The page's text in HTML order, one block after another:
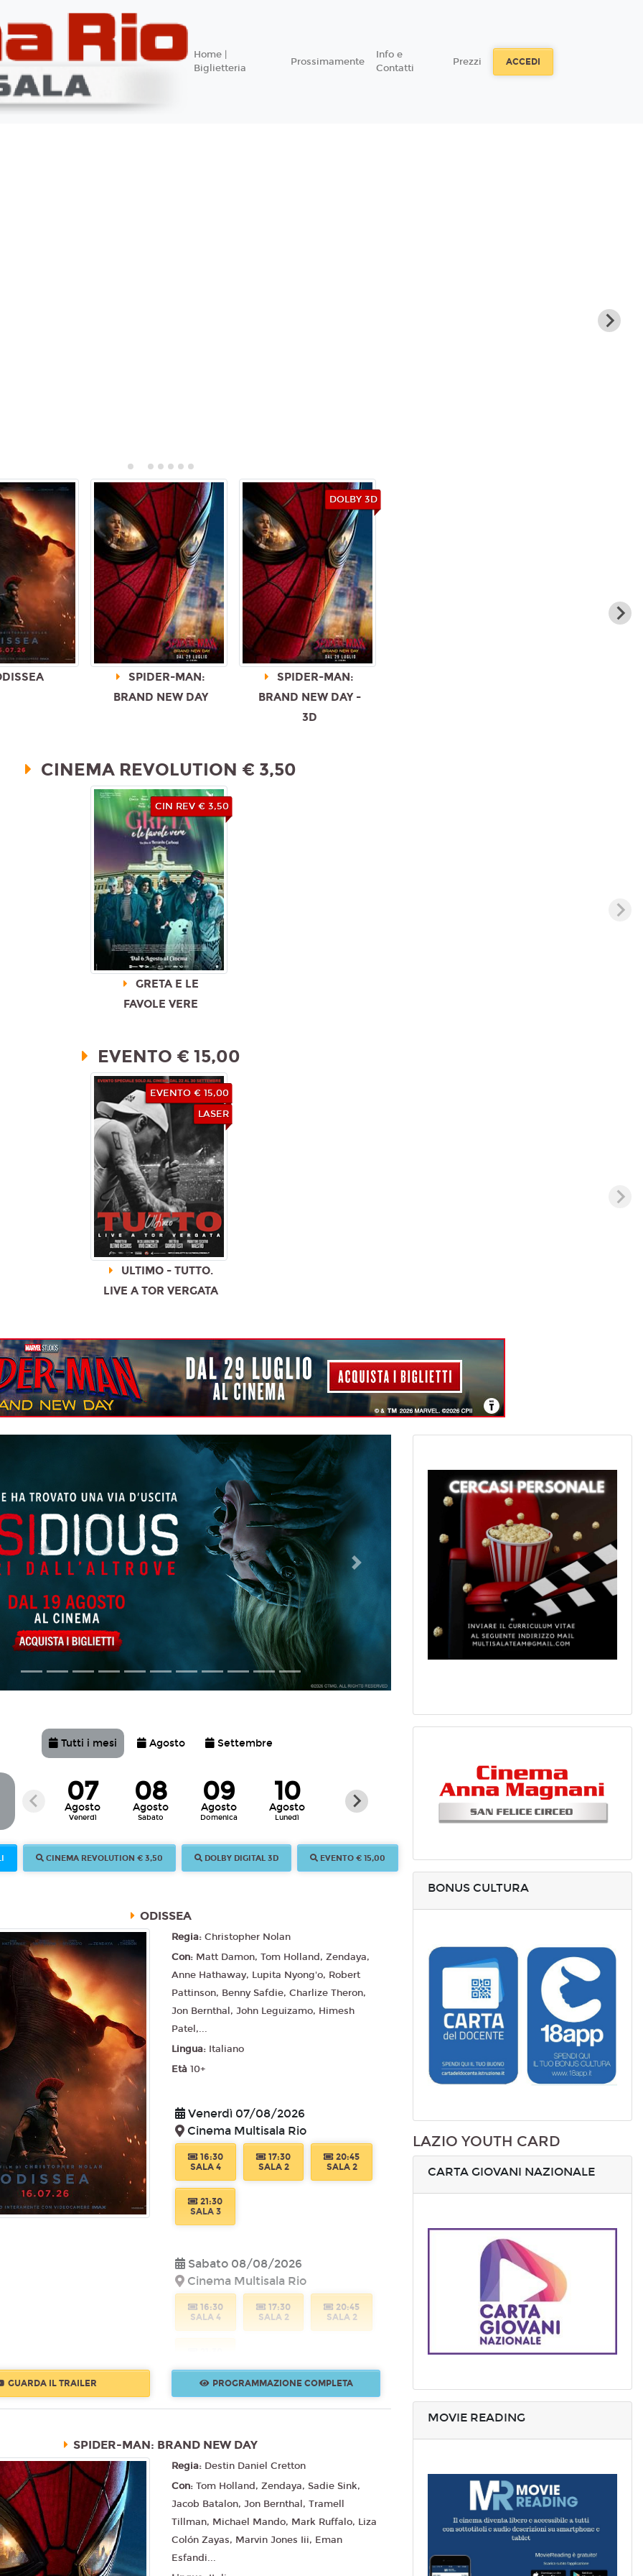
Home |
Biglietteria
Prossimamente
Info e
Contatti
Prezzi ACCEDI
SPIDER-MAN:
BRAND NEW DAY
DOLBY 3D
SPIDER-MAN:
BRAND NEW DAY -
3D
CINEMA REVOLUTION € 3,50
CIN REV € 3,50
GRETA E LE
FAVOLE VERE
EVENTO € 15,00
EVENTO € 15,00
LASER
ULTIMO - TUTTO.
LIVE A TOR VERGATA
Successivo
Tutti i mesi Agosto Settembre
07
Agosto
Venerdì
08
Agosto
Sabato
09
Agosto
Domenica
10
Agosto
Lunedì
11
Agosto Agosto
22
Settembre
Martedì
23
Settembre
Mercoledì
CINEMA REVOLUTION € 3,50 DOLBY DIGITAL 3D EVENTO € 15,00
ODISSEA
Regia: Christopher Nolan
Con: Matt Damon, Tom Holland, Zendaya,
Anne Hathaway, Lupita Nyong'o, Robert
Pattinson, Benny Safdie, Charlize Theron,
Jon Bernthal, John Leguizamo, Himesh
Patel,...
Lingua: Italiano
Età 10+
Venerdì 07/08/2026
Cinema Multisala Rio
16:30
SALA 4
17:30
SALA 2
20:45
SALA 2
21:30
SALA 3
Sabato 08/08/2026
Cinema Multisala Rio
16:30
SALA 4
17:30
SALA 2
20:45
SALA 2
Domenica 09/08/2026
SALA 4
SALA 2
21:30
Lunedì 10/08/2026
GUARDA IL TRAILER PROGRAMMAZIONE COMPLETA
SPIDER-MAN: BRAND NEW DAY
Regia: Destin Daniel Cretton
Con: Tom Holland, Zendaya, Sadie Sink,
Jacob Batalon, Jon Bernthal, Tramell
Tillman, Michael Mando, Mark Ruffalo, Liza
Colón Zayas, Marvin Jones Iii, Eman
Esfandi...
BONUS CULTURA
LAZIO YOUTH CARD
CARTA GIOVANI NAZIONALE
MOVIE READING